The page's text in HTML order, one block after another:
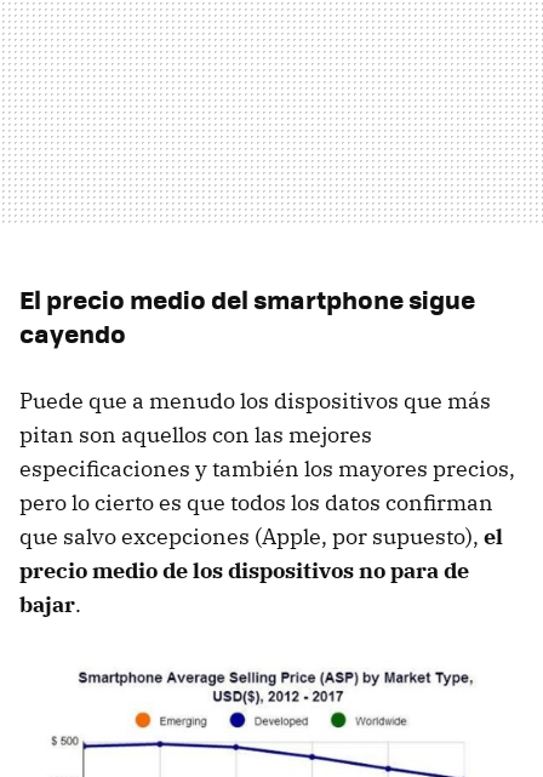
El precio medio del smartphone sigue
cayendo
Puede que a menudo los dispositivos que más
pitan son aquellos con las mejores
especificaciones y también los mayores precios,
pero lo cierto es que todos los datos confirman
que salvo excepciones (Apple, por supuesto), el
precio medio de los dispositivos no para de
bajar.